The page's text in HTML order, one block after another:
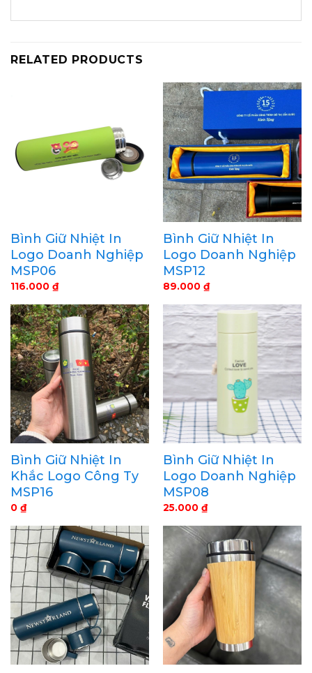
RELATED PRODUCTS
Bình Giữ Nhiệt In
Logo Doanh Nghiệp
MSP06
116.000 ₫
Bình Giữ Nhiệt In
Logo Doanh Nghiệp
MSP12
89.000 ₫
Bình Giữ Nhiệt In
Khắc Logo Công Ty
MSP16
0 ₫
Bình Giữ Nhiệt In
Logo Doanh Nghiệp
MSP08
25.000 ₫